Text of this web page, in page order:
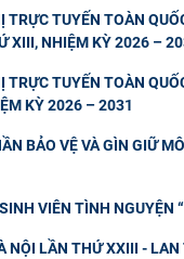
TUYẾN TOÀN
XIII, NHIỆM KỲ 2026 –
TUYẾN TOÀN
KỲ 2026 – 2031
BẢO VỆ VÀ GÌN GIỮ
VIÊN TÌNH NGUYỆN
NỘI LẦN THỨ XXIII -